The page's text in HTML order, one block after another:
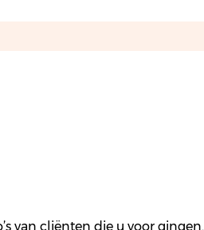
van cliënten die u voor gingen.